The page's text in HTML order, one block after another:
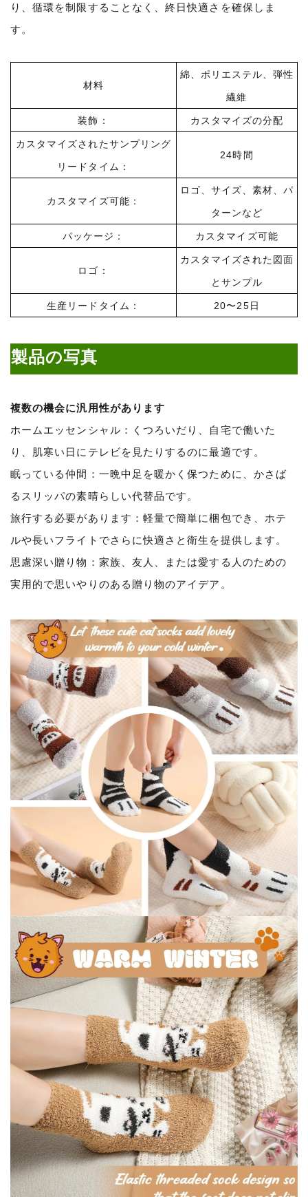
り、循環を制限することなく、終日快適さを確保しま
す。
材料
綿、ポリエステル、弾性
繊維
装飾： カスタマイズの分配
カスタマイズされたサンプリング
リードタイム：
24時間
カスタマイズ可能：
ロゴ、サイズ、素材、パ
ターンなど
パッケージ： カスタマイズ可能
ロゴ：
カスタマイズされた図面
とサンプル
生産リードタイム： 20〜25日
製品の写真
複数の機会に汎用性があります
ホームエッセンシャル：くつろいだり、自宅で働いた
り、肌寒い日にテレビを見たりするのに最適です。
眠っている仲間：一晩中足を暖かく保つために、かさば
るスリッパの素晴らしい代替品です。
旅行する必要があります：軽量で簡単に梱包でき、ホテ
ルや長いフライトでさらに快適さと衛生を提供します。
思慮深い贈り物：家族、友人、または愛する人のための
実用的で思いやりのある贈り物のアイデア。